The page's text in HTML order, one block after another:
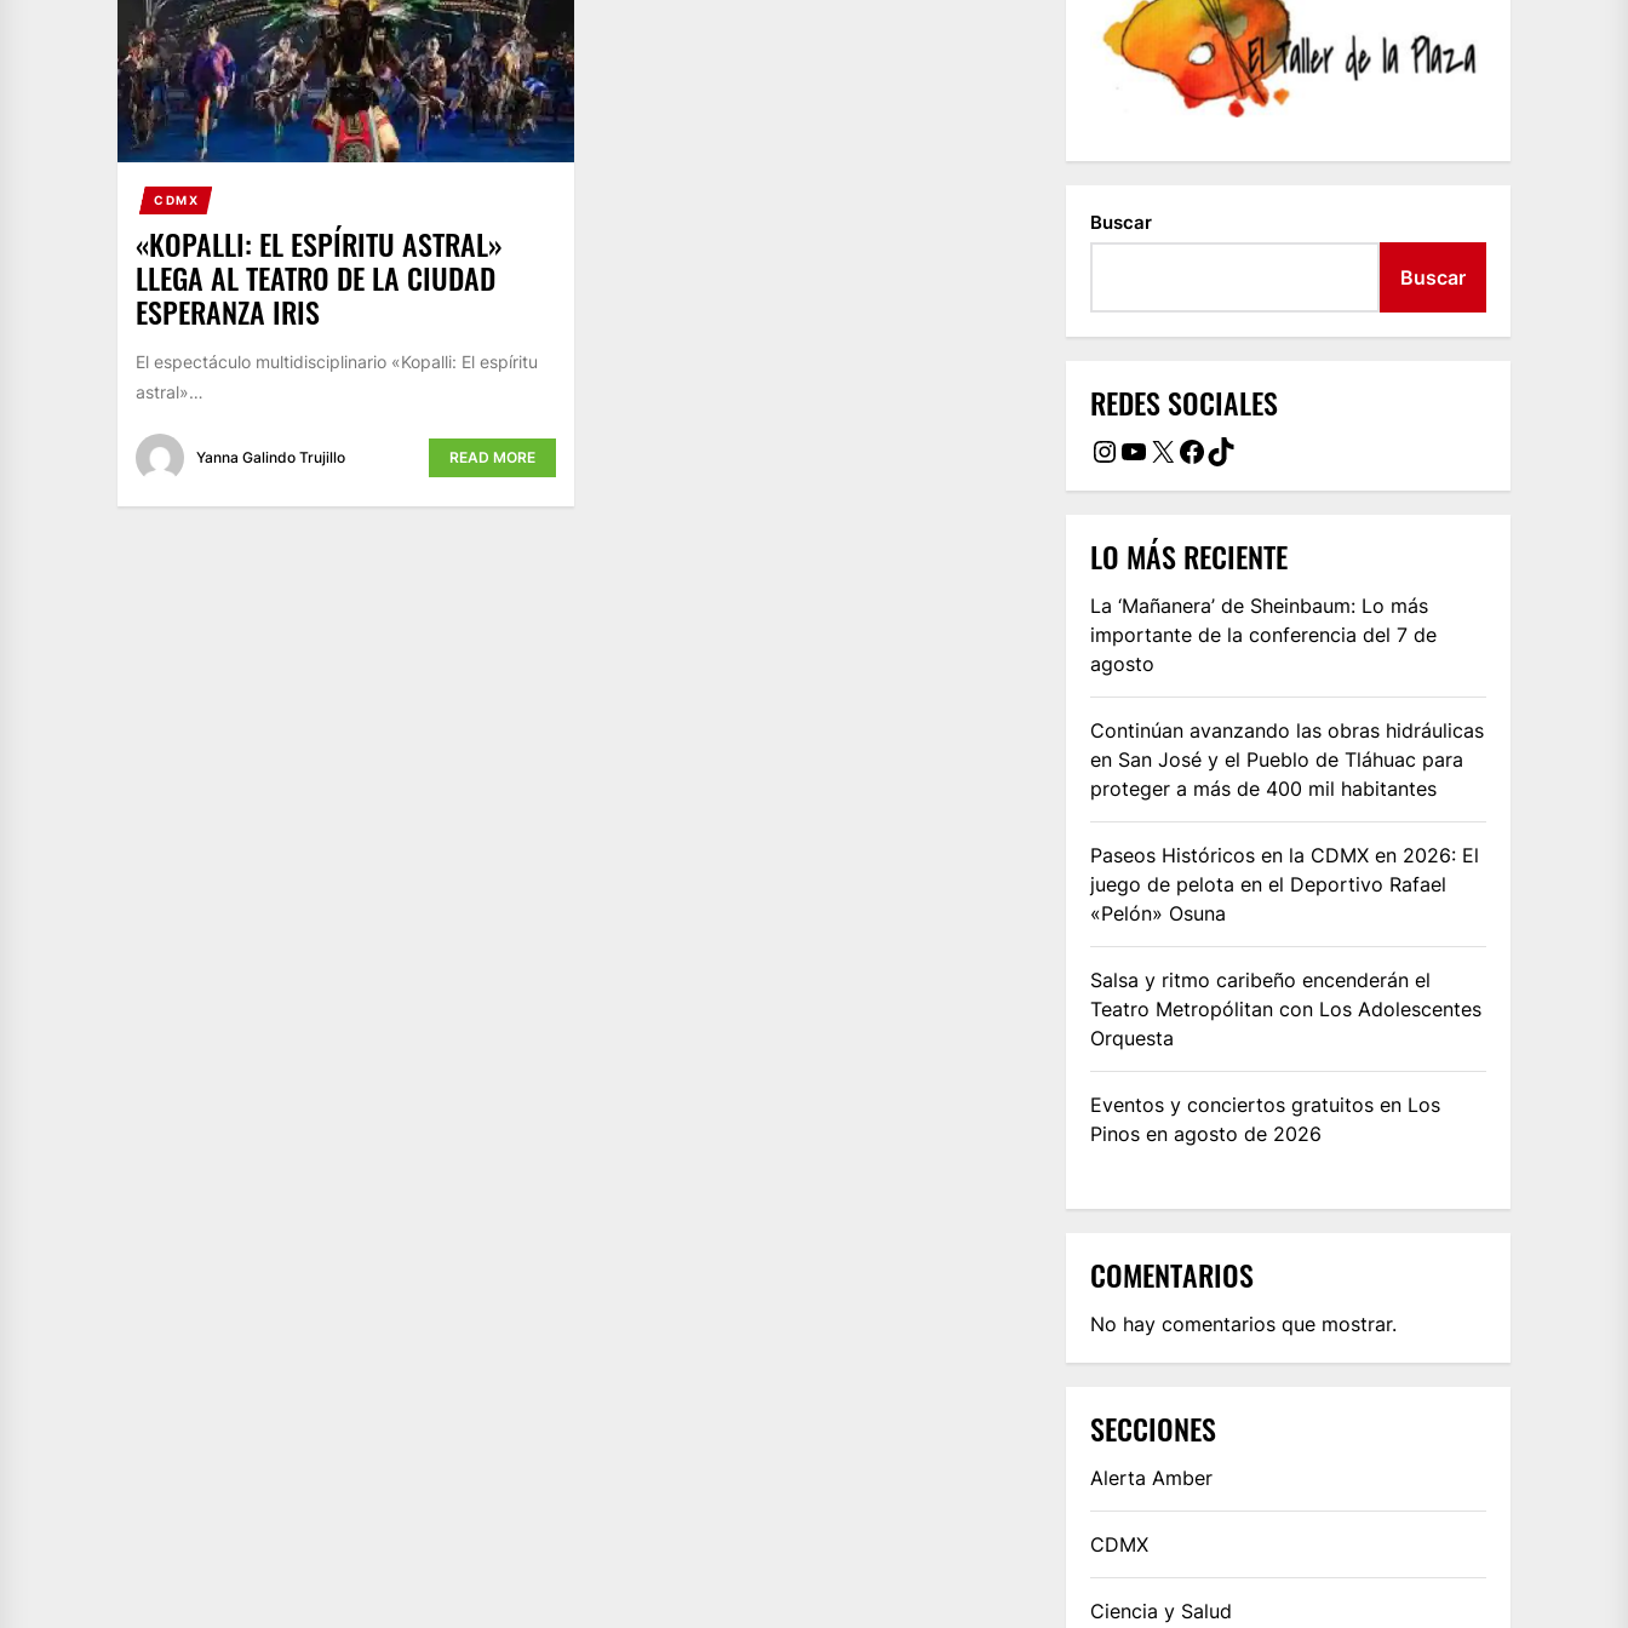
CDMX
«KOPALLI: EL ESPÍRITU ASTRAL»
LLEGA AL TEATRO DE LA CIUDAD
ESPERANZA IRIS
El espectáculo multidisciplinario «Kopalli: El espíritu
astral»…
Yanna Galindo Trujillo READ MORE
Buscar
Buscar
REDES SOCIALES
Instagram
YouTube
X Facebook
TikTok
LO MÁS RECIENTE
La ‘Mañanera’ de Sheinbaum: Lo más
importante de la conferencia del 7 de
agosto
Continúan avanzando las obras hidráulicas
en San José y el Pueblo de Tláhuac para
proteger a más de 400 mil habitantes
Paseos Históricos en la CDMX en 2026: El
juego de pelota en el Deportivo Rafael
«Pelón» Osuna
Salsa y ritmo caribeño encenderán el
Teatro Metropólitan con Los Adolescentes
Orquesta
Eventos y conciertos gratuitos en Los
Pinos en agosto de 2026
COMENTARIOS
No hay comentarios que mostrar.
SECCIONES
Alerta Amber
CDMX
Ciencia y Salud